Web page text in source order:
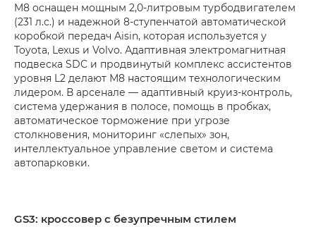
M8 оснащен мощным 2,0-литровым турбодвигателем
(231 л.с.) и надежной 8-ступенчатой автоматической
коробкой передач Aisin, которая используется у
Toyota, Lexus и Volvo. Адаптивная электромагнитная
подвеска SDC и продвинутый комплекс ассистентов
уровня L2 делают М8 настоящим технологическим
лидером. В арсенале — адаптивный круиз-контроль,
система удержания в полосе, помощь в пробках,
автоматическое торможение при угрозе
столкновения, мониторинг «слепых» зон,
интеллектуальное управление светом и система
автопарковки.
GS3: кроссовер с безупречным стилем